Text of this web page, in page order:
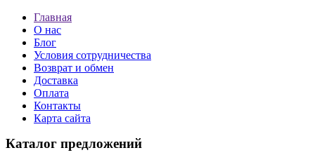
Главная
О нас
Блог
Условия сотрудничества
Возврат и обмен
Доставка
Оплата
Контакты
Карта сайта
Каталог предложений